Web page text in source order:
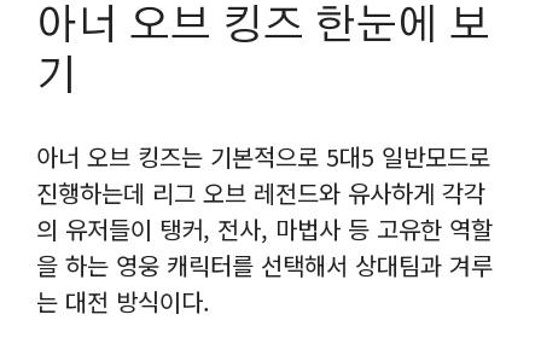
아너 오브 킹즈 한눈에 보
기
아너 오브 킹즈는 기본적으로 5대5 일반모드로
진행하는데 리그 오브 레전드와 유사하게 각각
의 유저들이 탱커, 전사, 마법사 등 고유한 역할
을 하는 영웅 캐릭터를 선택해서 상대팀과 겨루
는 대전 방식이다.